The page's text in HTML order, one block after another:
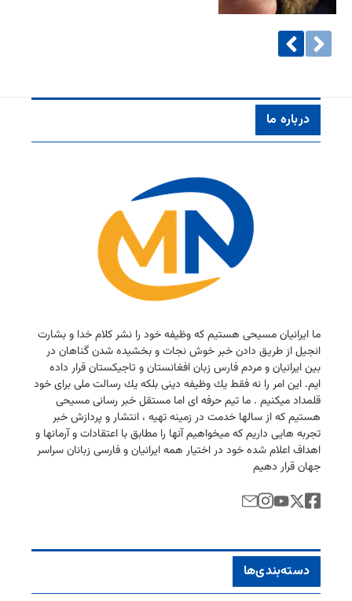
درباره ما
ما ایرانیان مسیحی هستیم كه وظیفه خود را نشر كلام خدا و بشارت
انجیل از طریق دادن خبر خوش نجات و بخشیده شدن گناهان در
بین ایرانیان و مردم فارس زبان افغانستان و تاجیكستان قرار داده
ایم. این امر را نه فقط یك وظیفه دینی بلكه یك رسالت ملی برای خود
قلمداد میكنیم . ما تیم حرفه ای اما مستقل خبر رسانی مسیحی
هستیم كه از سالها خدمت در زمینه تهیه ، انتشار و پردازش خبر
تجربه هایی داریم كه میخواهیم آنها را مطابق با اعتقادات و آرمانها و
اهداف اعلام شده خود در اختیار همه ایرانیان و فارسی زبانان سراسر
جهان قرار دهیم
دسته‌بندی‌ها